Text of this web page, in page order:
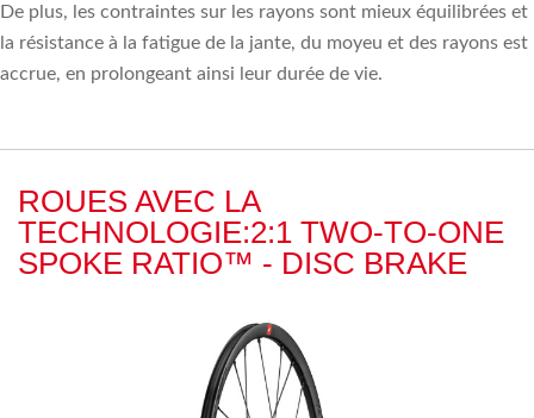
De plus, les contraintes sur les rayons sont mieux équilibrées et
la résistance à la fatigue de la jante, du moyeu et des rayons est
accrue, en prolongeant ainsi leur durée de vie.
ROUES AVEC LA
TECHNOLOGIE:2:1 TWO-TO-ONE
SPOKE RATIO™ - DISC BRAKE